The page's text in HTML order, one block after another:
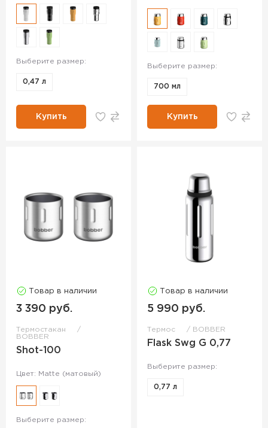
Выберите размер:
0,47 л
Купить
Выберите размер:
700 мл
Купить
Товар в наличии
3 390 руб.
Термостакан
BOBBER
Shot-100
Цвет: Matte (матовый)
Выберите размер:
Товар в наличии
5 990 руб.
Термос BOBBER
Flask Swg G 0,77
Выберите размер:
0,77 л